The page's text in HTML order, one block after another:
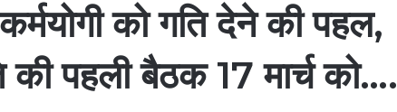
को गति देने की पहल,
की पहली बैठक 17 मार्च को….